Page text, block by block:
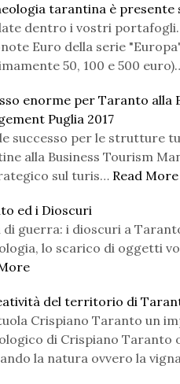
tarantina è presente
dentro i vostri portafogli.
Euro della serie
50, 100 e 500
enorme per Taranto alla
Puglia 2017
successo per le strutture
alla Business Tourism
sul turis… Read More
ed i Dioscuri
di guerra: i dioscuri a
lo scarico di oggetti
del territorio di
Crispiano Taranto un
di Crispiano Taranto
la natura ovvero la